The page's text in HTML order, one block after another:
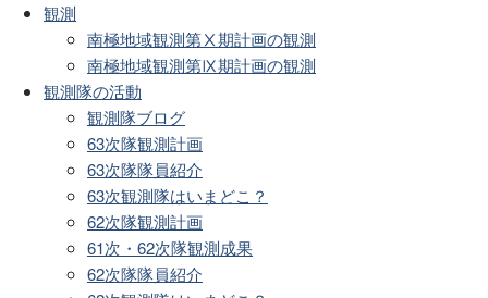
観測
南極地域観測第Ⅹ期計画の観測
南極地域観測第Ⅸ期計画の観測
観測隊の活動
観測隊ブログ
63次隊観測計画
63次隊隊員紹介
63次観測隊はいまどこ？
62次隊観測計画
61次・62次隊観測成果
62次隊隊員紹介